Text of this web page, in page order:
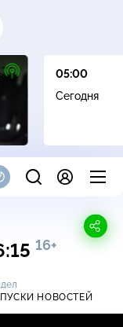
16+
05:00
Сегодня
16+
НОВОСТЕЙ